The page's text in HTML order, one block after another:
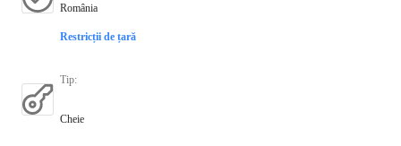
România
Restricții de țară
Tip:
Cheie